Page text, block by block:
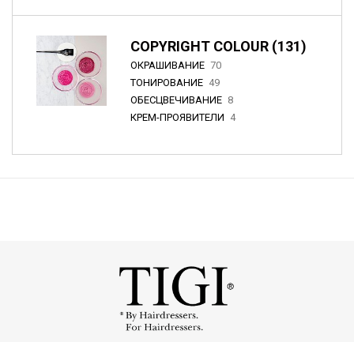
COPYRIGHT COLOUR (131)
ОКРАШИВАНИЕ 70
ТОНИРОВАНИЕ 49
ОБЕСЦВЕЧИВАНИЕ 8
КРЕМ-ПРОЯВИТЕЛИ 4